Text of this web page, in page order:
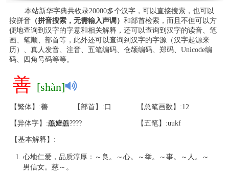
本站新华字典共收录20000多个汉字，可以直接搜索，也可以
按拼音（拼音搜索，无需输入声调） 和部首检索，而且不但可以方
便地查询到汉字的字意和相关解释，还可以查询到汉字的读音、笔
画、笔顺、部首等，此外还可以查询到汉字的字源（汉字起源来
历）、真人发音、注音、五笔编码、仓颉编码、郑码、Unicode编
码、四角号码等等。
善 [shàn]
【繁体】:善 【部首】:口 【总笔画数】:12
【异体字】:譱嬗譱???? 【五笔】:uukf
【基本解释】:
心地仁爱，品质淳厚：～良。～心。～举。～事。～人。～
男信女。慈～。